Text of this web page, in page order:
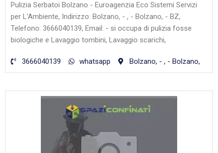
Pulizia Serbatoi Bolzano - Euroagenzia Eco Sistemi Servizi
per L'Ambiente, Indirizzo: Bolzano, - , - Bolzano, - BZ,
Telefono: 3666040139, Email: - si occupa di pulizia fosse
biologiche e Lavaggio tombini, Lavaggio scarichi,
3666040139 whatsapp Bolzano, - , - Bolzano,